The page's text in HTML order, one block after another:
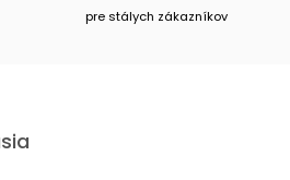
pre stálych zákazníkov